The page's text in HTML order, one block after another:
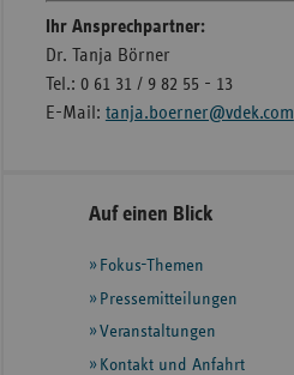
Ihr Ansprechpartner:
Dr. Tanja Börner
Tel.: 0 61 31 / 9 82 55 - 13
E-Mail: tanja.boerner@vdek.com
Seitennavigation
Seitenleiste
weiteren
Informationen
Auf einen Blick
Fokus-Themen
Pressemitteilungen
Veranstaltungen
Kontakt und Anfahrt